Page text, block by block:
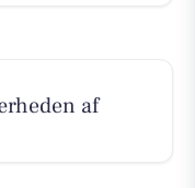
af